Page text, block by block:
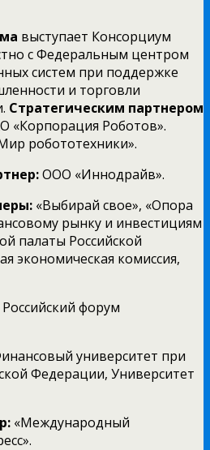
выступает Консорциум
с Федеральным центром
систем при поддержке
и торговли
Стратегическим партнером
«Корпорация Роботов».
робототехники».
ООО «Иннодрайв».
«Выбирай свое», «Опора
рынку и инвестициям
палаты Российской
экономическая комиссия,
Российский форум
университет при
Федерации, Университет
«Международный